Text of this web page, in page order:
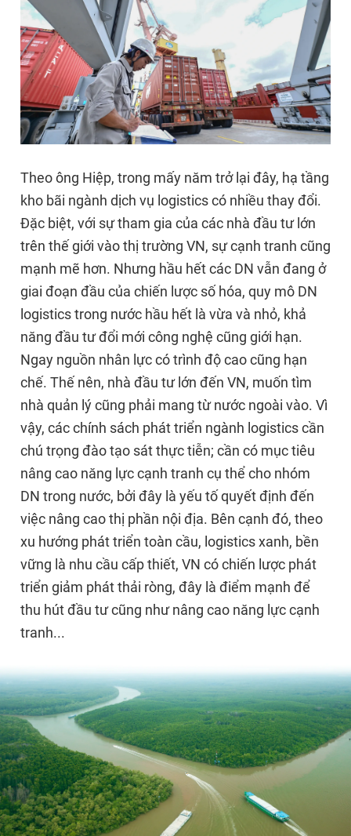
Theo ông Hiệp, trong mấy năm trở lại đây, hạ tầng
kho bãi ngành dịch vụ logistics có nhiều thay đổi.
Đặc biệt, với sự tham gia của các nhà đầu tư lớn
trên thế giới vào thị trường VN, sự cạnh tranh cũng
mạnh mẽ hơn. Nhưng hầu hết các DN vẫn đang ở
giai đoạn đầu của chiến lược số hóa, quy mô DN
logistics trong nước hầu hết là vừa và nhỏ, khả
năng đầu tư đổi mới công nghệ cũng giới hạn.
Ngay nguồn nhân lực có trình độ cao cũng hạn
chế. Thế nên, nhà đầu tư lớn đến VN, muốn tìm
nhà quản lý cũng phải mang từ nước ngoài vào. Vì
vậy, các chính sách phát triển ngành logistics cần
chú trọng đào tạo sát thực tiễn; cần có mục tiêu
nâng cao năng lực cạnh tranh cụ thể cho nhóm
DN trong nước, bởi đây là yếu tố quyết định đến
việc nâng cao thị phần nội địa. Bên cạnh đó, theo
xu hướng phát triển toàn cầu, logistics xanh, bền
vững là nhu cầu cấp thiết, VN có chiến lược phát
triển giảm phát thải ròng, đây là điểm mạnh để
thu hút đầu tư cũng như nâng cao năng lực cạnh
tranh...